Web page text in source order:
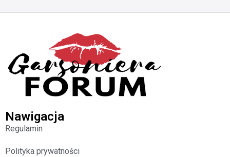
Nawigacja
Regulamin
Polityka prywatności